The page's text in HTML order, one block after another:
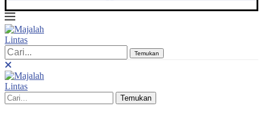
Temukan
Temukan